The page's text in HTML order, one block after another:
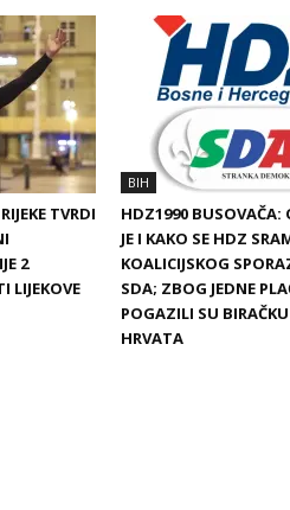
TVRDI
2
LIJEKOVE
BIH
HDZ1990 BUSOVAČA:
JE I KAKO SE HDZ
KOALICIJSKOG
SDA; ZBOG JEDNE
POGAZILI SU
HRVATA